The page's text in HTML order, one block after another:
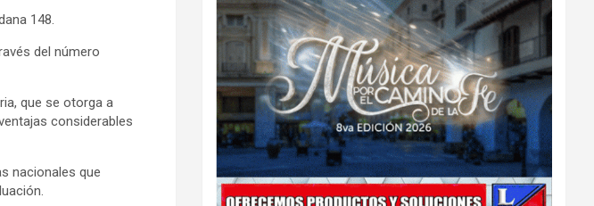
148.
del número
que se otorga a
considerables
nacionales que